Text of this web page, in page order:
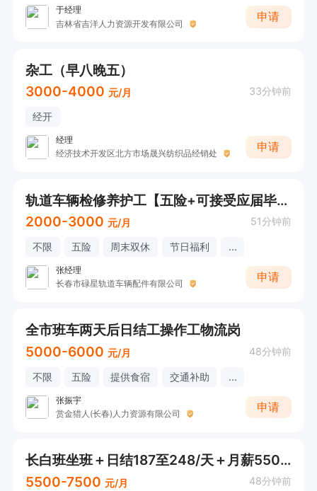
于经理
吉林省吉洋人力资源开发有限公司
申请
杂工（早八晚五）
3000-4000 元/月 33分钟前
经开
经理
经济技术开发区北方市场晟兴纺织品经销处
申请
轨道车辆检修养护工【五险+可接受应届毕业生+周末双休】储备岗
2000-3000 元/月 51分钟前
不限 五险 周末双休 节日福利 ...
张经理
长春市碌星轨道车辆配件有限公司
申请
全市班车两天后日结工操作工物流岗
5000-6000 元/月 48分钟前
不限 五险 提供食宿 交通补助 ...
张振宇
赏金猎人(长春)人力资源有限公司
申请
长白班坐班＋日结187至248/天＋月薪5500加电子厂
5500-7500 元/月 48分钟前